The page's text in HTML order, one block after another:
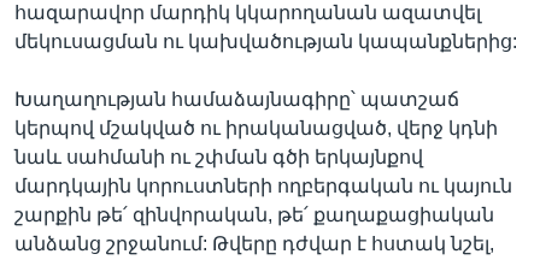
հազարավոր մարդիկ կկարողանան ազատվել
մեկուսացման ու կախվածության կապանքներից:
Խաղաղության համաձայնագիրը՝ պատշաճ
կերպով մշակված ու իրականացված, վերջ կդնի
նաև սահմանի ու շփման գծի երկայնքով
մարդկային կորուստների ողբերգական ու կայուն
շարքին թե՛ զինվորական, թե՛ քաղաքացիական
անձանց շրջանում: Թվերը դժվար է հստակ նշել,